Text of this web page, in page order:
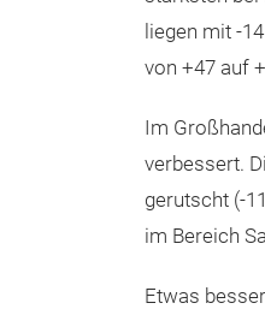
liegen mit -
von +47 auf
Im
verbessert.
gerutscht (-
im Bereich
Etwas